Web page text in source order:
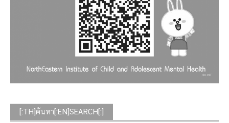
[:TH]ค้นหา[:EN]SEARCH[:]